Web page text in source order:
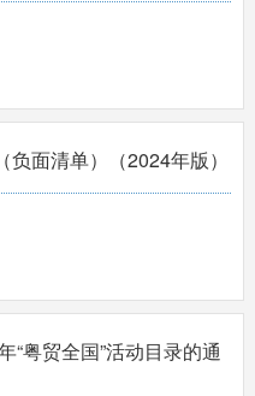
面清单）（2024年版）
“粤贸全国”活动目录的通